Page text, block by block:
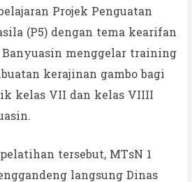
Projek Penguatan
(P5) dengan tema kearifan
menggelar training
kerajinan gambo bagi
kelas VII dan kelas VIIII
tersebut, MTsN 1
langsung Dinas